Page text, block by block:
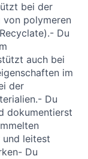
bei der
von polymeren
Du
auch bei
im
der
Du
dokumentierst
und leitest
Du